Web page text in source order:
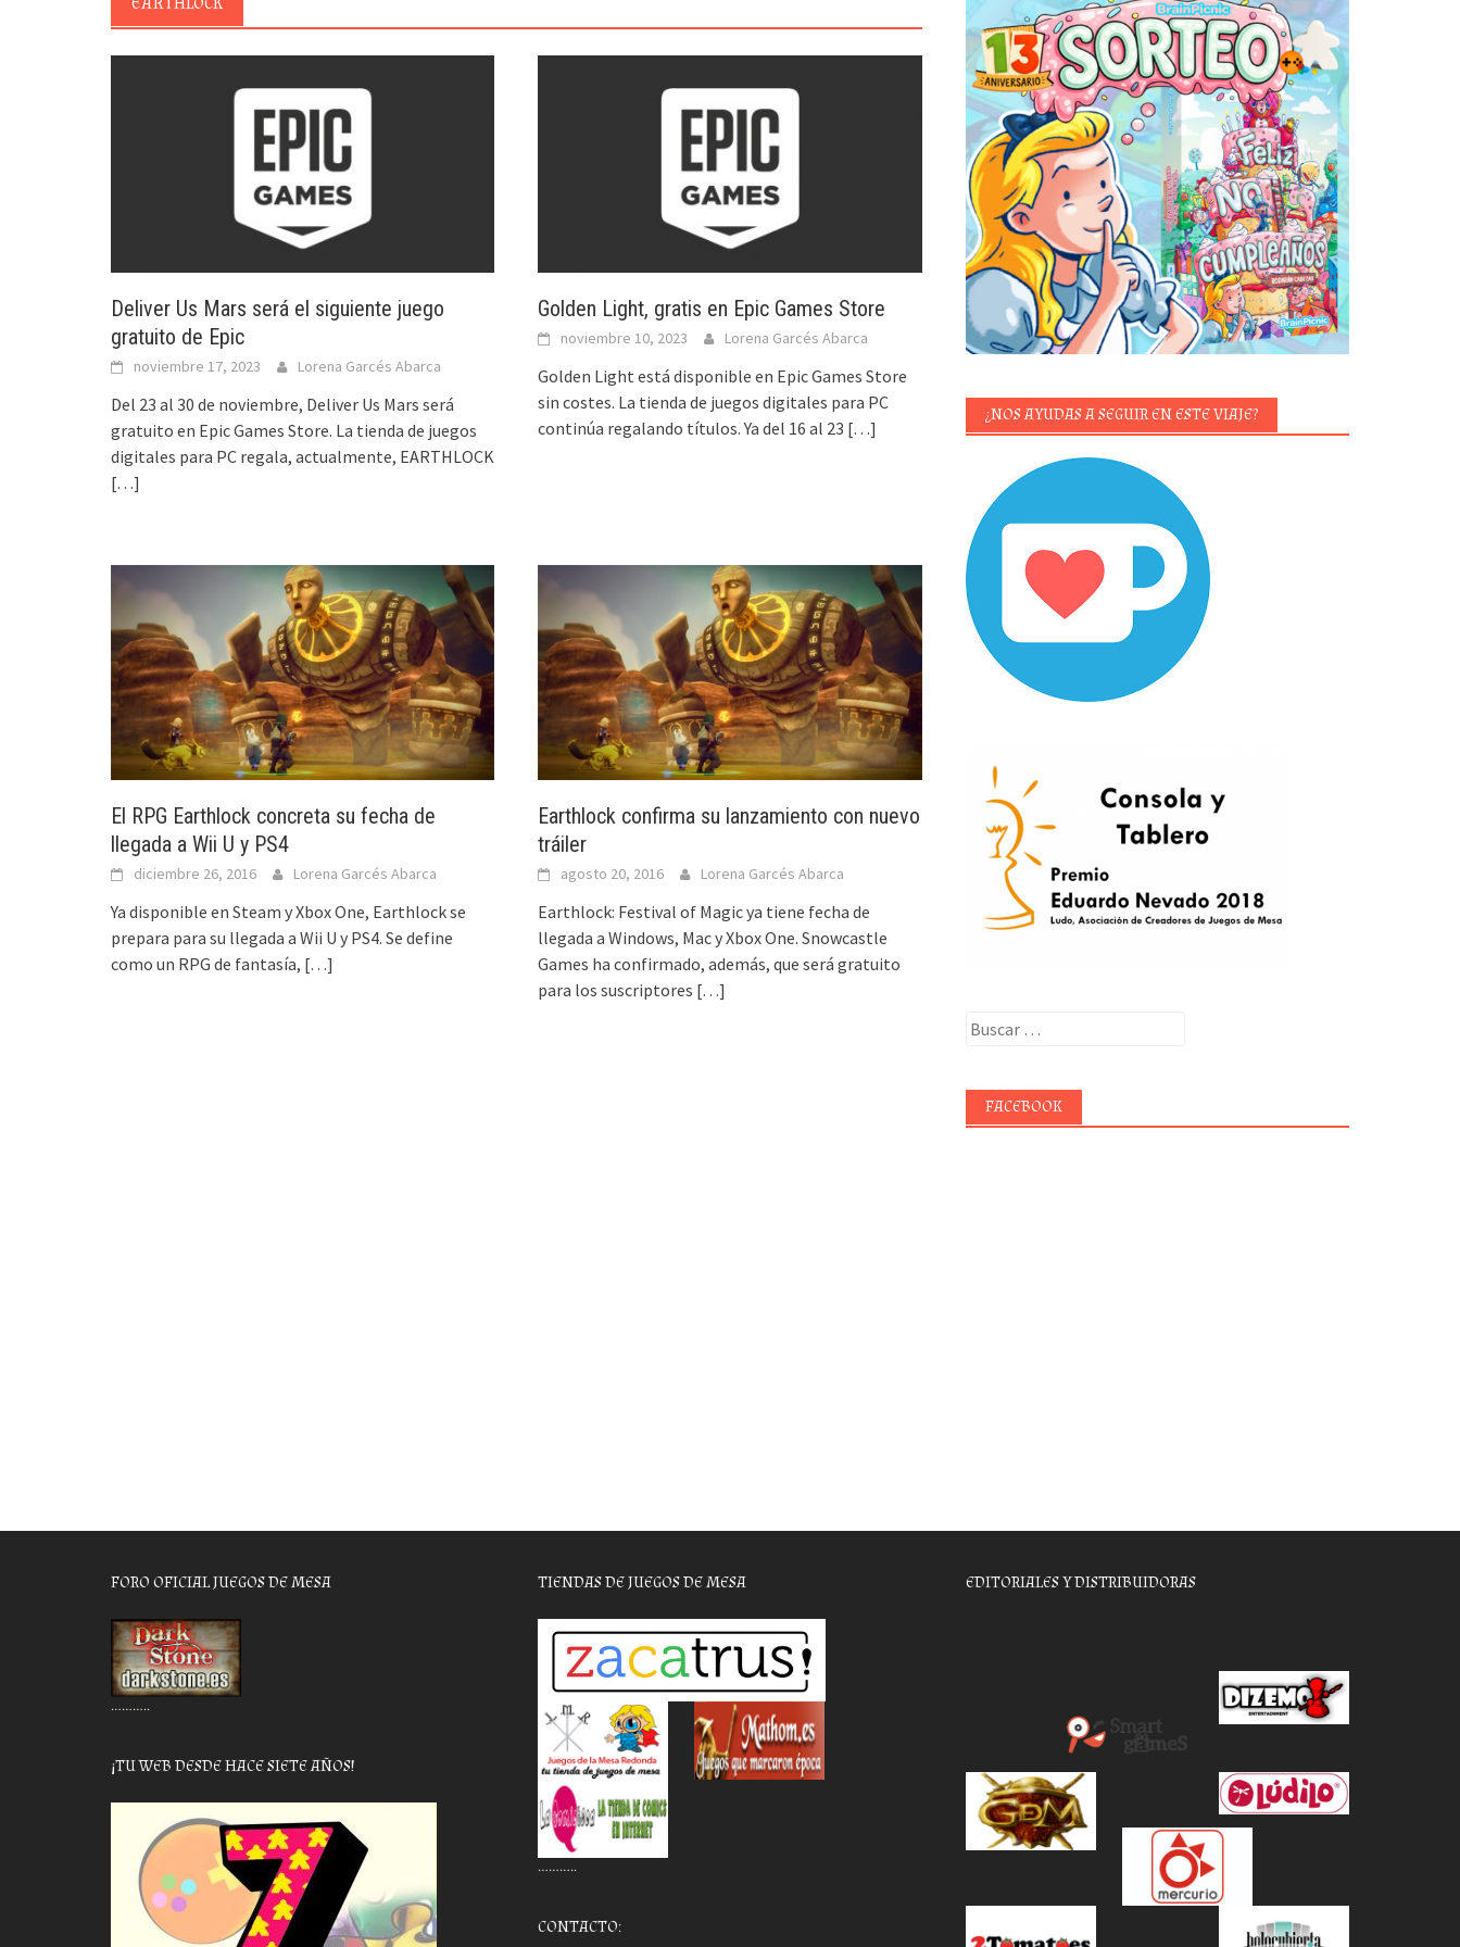
Deliver Us Mars será el siguiente juego
gratuito de Epic
noviembre 17, 2023 Lorena Garcés Abarca
Del 23 al 30 de noviembre, Deliver Us Mars será
gratuito en Epic Games Store. La tienda de juegos
digitales para PC regala, actualmente, EARTHLOCK
[…]
Golden Light, gratis en Epic Games Store
noviembre 10, 2023 Lorena Garcés Abarca
Golden Light está disponible en Epic Games Store
sin costes. La tienda de juegos digitales para PC
continúa regalando títulos. Ya del 16 al 23 […]
El RPG Earthlock concreta su fecha de
llegada a Wii U y PS4
diciembre 26, 2016 Lorena Garcés Abarca
Ya disponible en Steam y Xbox One, Earthlock se
prepara para su llegada a Wii U y PS4. Se define
como un RPG de fantasía, […]
Earthlock confirma su lanzamiento con nuevo
tráiler
agosto 20, 2016 Lorena Garcés Abarca
Earthlock: Festival of Magic ya tiene fecha de
llegada a Windows, Mac y Xbox One. Snowcastle
Games ha confirmado, además, que será gratuito
para los suscriptores […]
¿NOS AYUDAS A SEGUIR EN ESTE VIAJE?
Buscar:
FACEBOOK
FORO OFICIAL JUEGOS DE MESA
………..
¡TU WEB DESDE HACE SIETE AÑOS!
TIENDAS DE JUEGOS DE MESA
………..
CONTACTO:
EDITORIALES Y DISTRIBUIDORAS